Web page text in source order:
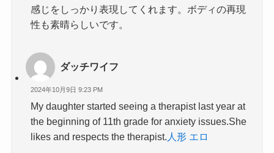
感じをしっかり表現してくれます。ボディの再現
性も素晴らしいです。
ダッチワイフ
2024年10月9日 9:23 PM
My daughter started seeing a therapist last year at
the beginning of 11th grade for anxiety issues.She
likes and respects the therapist. 人形 エロ